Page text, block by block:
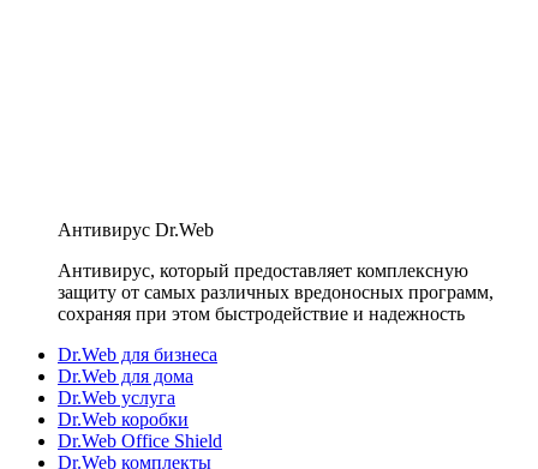
Антивирус Dr.Web
Антивирус, который предоставляет комплексную
защиту от самых различных вредоносных программ,
сохраняя при этом быстродействие и надежность
Dr.Web для бизнеса
Dr.Web для дома
Dr.Web услуга
Dr.Web коробки
Dr.Web Office Shield
Dr.Web комплекты